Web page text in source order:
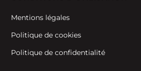
Mentions légales
Politique de cookies
Politique de confidentialité